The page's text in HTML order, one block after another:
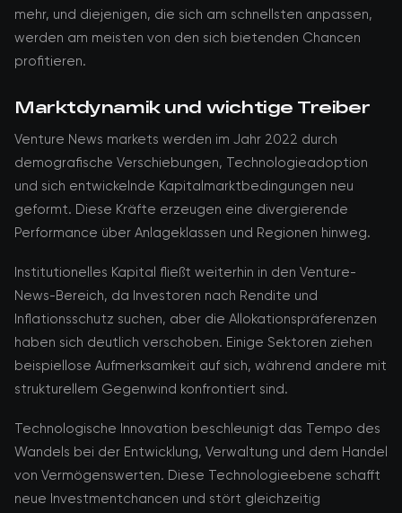
mehr, und diejenigen, die sich am schnellsten anpassen,
werden am meisten von den sich bietenden Chancen
profitieren.
Marktdynamik und wichtige Treiber
Venture News markets werden im Jahr 2022 durch
demografische Verschiebungen, Technologieadoption
und sich entwickelnde Kapitalmarktbedingungen neu
geformt. Diese Kräfte erzeugen eine divergierende
Performance über Anlageklassen und Regionen hinweg.
Institutionelles Kapital fließt weiterhin in den Venture-
News-Bereich, da Investoren nach Rendite und
Inflationsschutz suchen, aber die Allokationspräferenzen
haben sich deutlich verschoben. Einige Sektoren ziehen
beispiellose Aufmerksamkeit auf sich, während andere mit
strukturellem Gegenwind konfrontiert sind.
Technologische Innovation beschleunigt das Tempo des
Wandels bei der Entwicklung, Verwaltung und dem Handel
von Vermögenswerten. Diese Technologieebene schafft
neue Investmentchancen und stört gleichzeitig